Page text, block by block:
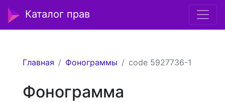
Каталог прав
Главная Фонограммы code 5927736-1
Фонограмма